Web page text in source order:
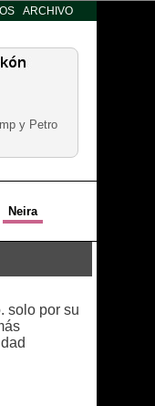
ARCHIVO
y Petro
Neira
solo por su